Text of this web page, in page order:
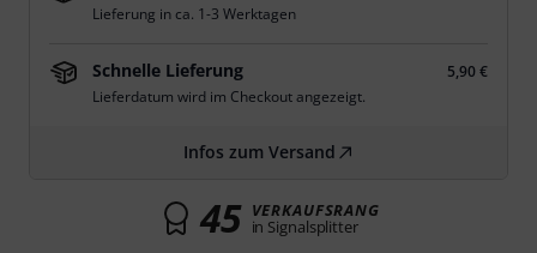
Lieferung in ca. 1-3 Werktagen
Schnelle Lieferung
5,90 €
Lieferdatum wird im Checkout angezeigt.
Infos zum Versand
45 VERKAUFSRANG
in Signalsplitter